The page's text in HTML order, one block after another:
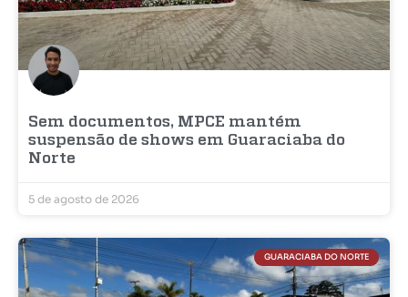
Sem documentos, MPCE mantém
suspensão de shows em Guaraciaba do
Norte
5 de agosto de 2026
GUARACIABA DO NORTE